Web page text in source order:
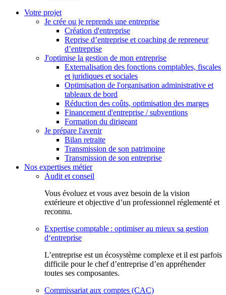
Votre projet
Je crée ou je reprends une entreprise
Création d'entreprise
Reprise d’entreprise et coaching de repreneur
d’entreprise
J'optimise la gestion de mon entreprise
Externalisation des fonctions comptables, fiscales
et juridiques et sociales
Optimisation de l'organisation administrative et
tableaux de bord
Réduction des coûts, optimisation des marges
Financement d'entreprise / subventions
Formation du dirigeant
Je prépare l'avenir
Bilan retraite
Transmission de son patrimoine
Transmission de son entreprise
Nos expertises métier
Audit et conseil
Vous évoluez et vous avez besoin de la vision
extérieure et objective d’un professionnel réglementé et
reconnu.
Expertise comptable : optimiser au mieux sa gestion
d‘entreprise
L’entreprise est un écosystème complexe et il est parfois
difficile pour le chef d’entreprise d’en appréhender
toutes ses composantes.
Commissariat aux comptes (CAC)